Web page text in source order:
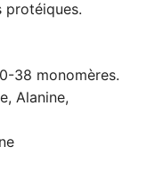
protéiques.
38 monomères.
Alanine,